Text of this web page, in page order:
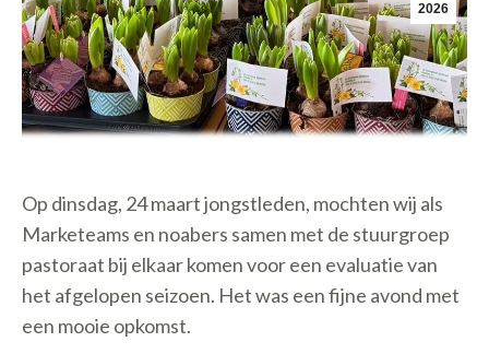
2026
Op dinsdag, 24 maart jongstleden, mochten wij als
Marketeams en noabers samen met de stuurgroep
pastoraat bij elkaar komen voor een evaluatie van
het afgelopen seizoen. Het was een fijne avond met
een mooie opkomst.